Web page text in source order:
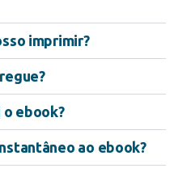
imprimir?
o ebook?
ao ebook?